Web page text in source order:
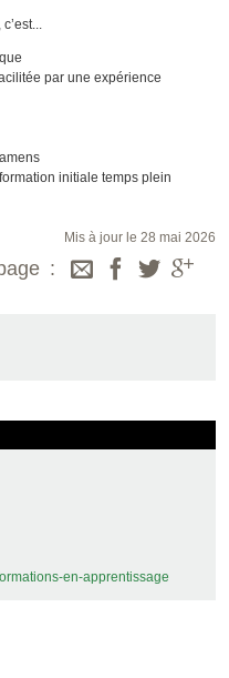
par une expérience
initiale temps plein
Mis à jour le 28 mai 2026
en-apprentissage